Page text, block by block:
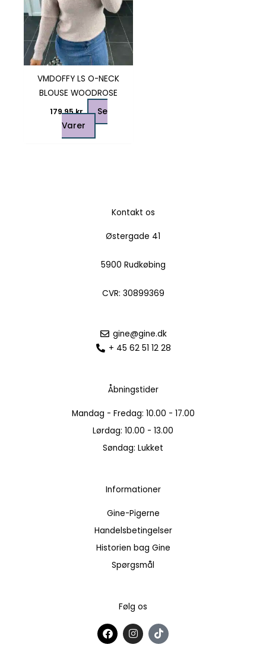
VMDOFFY LS O-NECK
BLOUSE WOODROSE
179,95kr.
Se
Varer
vælges
på
varesiden
Kontakt os
Østergade 41
5900 Rudkøbing
CVR: 30899369
gine@gine.dk
+ 45 62 51 12 28
Åbningstider
Mandag - Fredag: 10.00 - 17.00
Lørdag: 10.00 - 13.00
Søndag: Lukket
Informationer
Gine-Pigerne
Handelsbetingelser
Historien bag Gine
Spørgsmål
Følg os
F
a
c
I
n
s
T
i
k